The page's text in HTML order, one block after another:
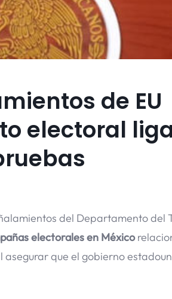
de EU
electoral
del Departamento del
electorales en México
que el gobierno